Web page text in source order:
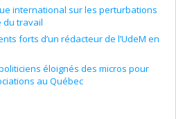
international sur les perturbations
du travail
forts d’un rédacteur de l’UdeM en
éloignés des micros pour
au Québec